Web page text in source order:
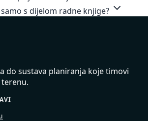
s dijelom radne knjige?
do sustava planiranja koje timovi